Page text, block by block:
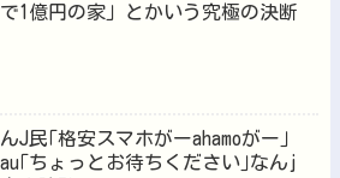
1億円の家」とかいう究極の決断
J民｢格安スマホがーahamoがー｣
｢ちょっとお待ちください｣なんj